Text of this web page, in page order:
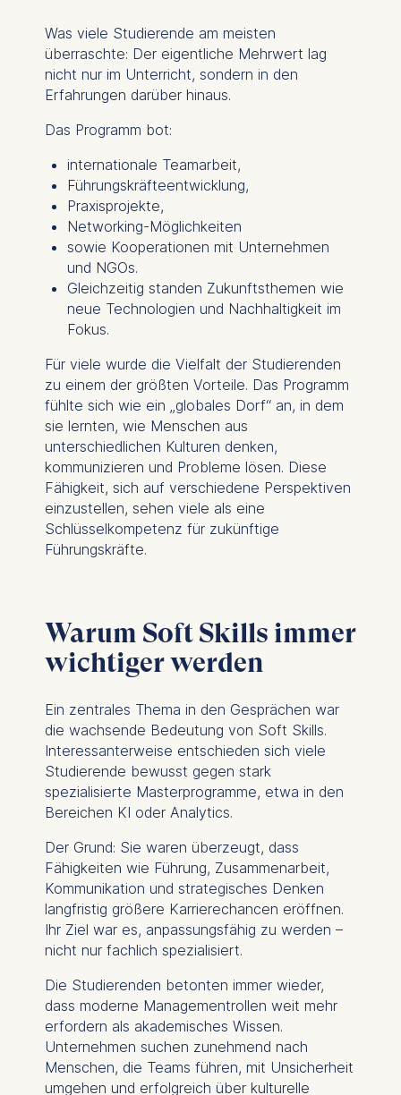
Was viele Studierende am meisten
überraschte: Der eigentliche Mehrwert lag
nicht nur im Unterricht, sondern in den
Erfahrungen darüber hinaus.
Das Programm bot:
internationale Teamarbeit,
Führungskräfteentwicklung,
Praxisprojekte,
Networking-Möglichkeiten
sowie Kooperationen mit Unternehmen
und NGOs.
Gleichzeitig standen Zukunftsthemen wie
neue Technologien und Nachhaltigkeit im
Fokus.
Für viele wurde die Vielfalt der Studierenden
zu einem der größten Vorteile. Das Programm
fühlte sich wie ein „globales Dorf“ an, in dem
sie lernten, wie Menschen aus
unterschiedlichen Kulturen denken,
kommunizieren und Probleme lösen. Diese
Fähigkeit, sich auf verschiedene Perspektiven
einzustellen, sehen viele als eine
Schlüsselkompetenz für zukünftige
Führungskräfte.
Warum Soft Skills immer
wichtiger werden
Ein zentrales Thema in den Gesprächen war
die wachsende Bedeutung von Soft Skills.
Interessanterweise entschieden sich viele
Studierende bewusst gegen stark
spezialisierte Masterprogramme, etwa in den
Bereichen KI oder Analytics.
Der Grund: Sie waren überzeugt, dass
Fähigkeiten wie Führung, Zusammenarbeit,
Kommunikation und strategisches Denken
langfristig größere Karrierechancen eröffnen.
Ihr Ziel war es, anpassungsfähig zu werden –
nicht nur fachlich spezialisiert.
Die Studierenden betonten immer wieder,
dass moderne Managementrollen weit mehr
erfordern als akademisches Wissen.
Unternehmen suchen zunehmend nach
Menschen, die Teams führen, mit Unsicherheit
umgehen und erfolgreich über kulturelle